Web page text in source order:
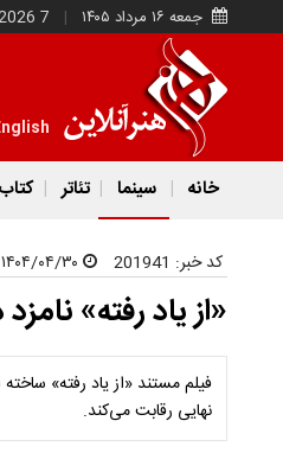
جمعه ۱۶ مرداد ۱۴۰۵ 7 August 2026
خانه سینما تئاتر
کد خبر: 201941
«از یاد رفته»
فیلم مستند «از یاد رفته»
نهایی رقابت می‌کند.